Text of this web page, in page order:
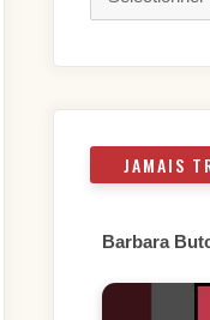
JAMAIS
Barbara